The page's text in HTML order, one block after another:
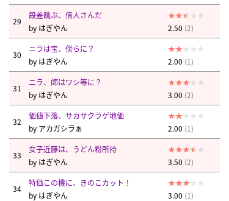
29
段差跳ぶ、信人さんだ
by はぎやん 2.50 (2)
30
ニラは宝、傍らに？
by はぎやん 2.00 (1)
31
ニラ、師はワシ等に？
by はぎやん 3.00 (2)
32
価値下落、サカサクラゲ地価
by アカガシラぁ 2.00 (1)
33
女子近藤は、うどん粉所持
by はぎやん 3.50 (2)
34
特価この機に、きのこカット！
by はぎやん 3.00 (1)